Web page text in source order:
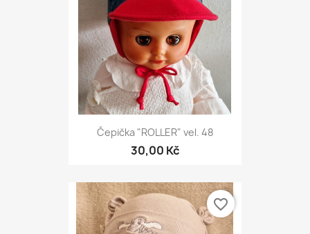
Čepička "ROLLER" vel. 48
30,00 Kč
favorite_border